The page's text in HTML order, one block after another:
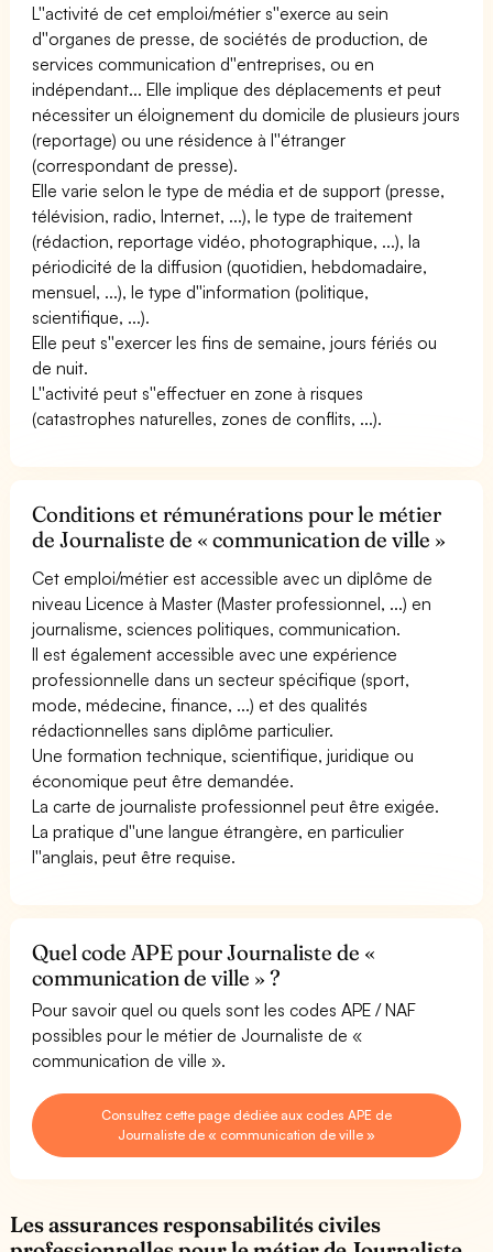
L''activité de cet emploi/métier s''exerce au sein
d''organes de presse, de sociétés de production, de
services communication d''entreprises, ou en
indépendant... Elle implique des déplacements et peut
nécessiter un éloignement du domicile de plusieurs jours
(reportage) ou une résidence à l''étranger
(correspondant de presse).
Elle varie selon le type de média et de support (presse,
télévision, radio, Internet, ...), le type de traitement
(rédaction, reportage vidéo, photographique, ...), la
périodicité de la diffusion (quotidien, hebdomadaire,
mensuel, ...), le type d''information (politique,
scientifique, ...).
Elle peut s''exercer les fins de semaine, jours fériés ou
de nuit.
L''activité peut s''effectuer en zone à risques
(catastrophes naturelles, zones de conflits, ...).
Conditions et rémunérations pour le métier
de Journaliste de « communication de ville »
Cet emploi/métier est accessible avec un diplôme de
niveau Licence à Master (Master professionnel, ...) en
journalisme, sciences politiques, communication.
Il est également accessible avec une expérience
professionnelle dans un secteur spécifique (sport,
mode, médecine, finance, ...) et des qualités
rédactionnelles sans diplôme particulier.
Une formation technique, scientifique, juridique ou
économique peut être demandée.
La carte de journaliste professionnel peut être exigée.
La pratique d''une langue étrangère, en particulier
l''anglais, peut être requise.
Quel code APE pour Journaliste de «
communication de ville » ?
Pour savoir quel ou quels sont les codes APE / NAF
possibles pour le métier de Journaliste de «
communication de ville ».
Consultez cette page dédiée aux codes APE de
Journaliste de « communication de ville »
Les assurances responsabilités civiles